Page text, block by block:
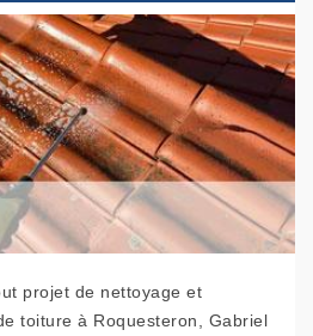
projet de nettoyage et
toiture à Roquesteron, Gabriel